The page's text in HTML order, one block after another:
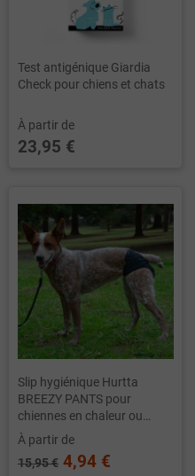
Test antigénique Giardia
Check pour chiens et chats
À partir de
23,95 €
Slip hygiénique Hurtta
BREEZY PANTS pour
chiennes en chaleur ou
âgées
À partir de
15,95 € 4,94 €